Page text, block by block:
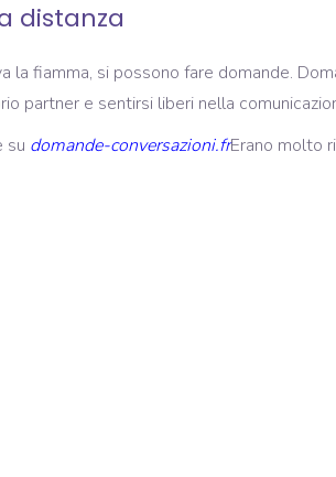
distanza
fiamma, si possono fare domande.
partner e sentirsi liberi nella
su domande-conversazioni.frErano molto